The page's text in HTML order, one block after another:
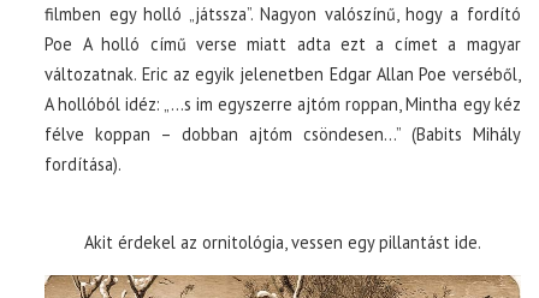
filmben egy holló „játssza”. Nagyon valószínű, hogy a fordító
Poe A holló című verse miatt adta ezt a címet a magyar
változatnak. Eric az egyik jelenetben Edgar Allan Poe verséből,
A hollóból idéz: „…s im egyszerre ajtóm roppan, Mintha egy kéz
félve koppan – dobban ajtóm csöndesen…” (Babits Mihály
fordítása).
Akit érdekel az ornitológia, vessen egy pillantást ide.